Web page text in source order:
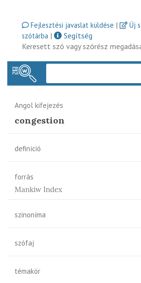
Fejlesztési javaslat küldése |
Új
szótárba |
Segítség
Keresett szó vagy szórész
Angol kifejezés
congestion
definíció
forrás
Mankiw Index
szinoníma
szófaj
témakör